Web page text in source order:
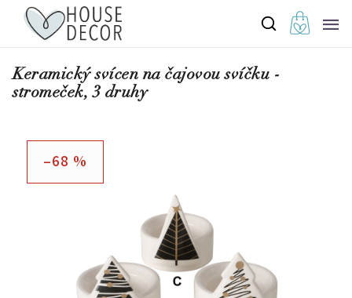
Keramický svícen na čajovou svíčku -
stromeček, 3 druhy
–68 %